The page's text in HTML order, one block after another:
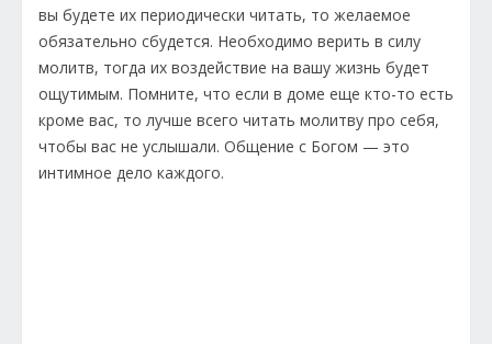
вы будете их периодически читать, то желаемое
обязательно сбудется. Необходимо верить в силу
молитв, тогда их воздействие на вашу жизнь будет
ощутимым. Помните, что если в доме еще кто-то есть
кроме вас, то лучше всего читать молитву про себя,
чтобы вас не услышали. Общение с Богом — это
интимное дело каждого.